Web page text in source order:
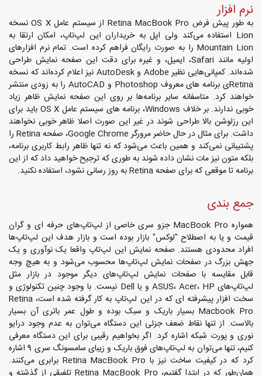
نرم افزار
به طور پیش فرض Retina MacBook Pro از سیستم عامل OS X نسخه
Lion استفاده می‌کند ولی اپل به خریداران این لپ‌تاپ، امکان ارتقا به
Mountain Lion را به صورت رایگان فراهم کرده است. تمام نرم افزارهای
اولیه مانند Safari، ایمیل، و غیره برای دقت این صفحه نمایش طراحی
شده‌اند. کمپانی‌هایی نظیر Adobe و AutoDesk نیز اعلام کرده‌اند که نسخه
Retinaی برنامه های معروف Photoshop و AutoCAD را به زودی منتشر
خواهند کرد. متاسفانه سایر برنامه‌ها بر روی این صفحه نمایش ظاهر زیاد
خوبی ندارند. بر خلاف Windows، برنامه های سیستم عامل OS X باید برای
این رزلوشن بالا طراحی شوند در غیر این صورت اصلا ظاهر خوبی نخواهند
داشت. برای مثال در حال حاضر مرورگر Google Chrome، صفحه Retina را
پشتیبانی نمی‌کند و همین باعث می‌شود که نه تنها ظاهر رابط کاربری برنامه،
بلکه متون نیز مات نشان داده شوند به طوری که ترجیح خواهید داد که از این
برنامه تا موقعی که برای صفحه Retina به روز رسانی نشود، استفاده نکنید.
جمع بندی
همواره MacBook Pro جزو سری خاصی از لپ‌تاپ‌های حرفه ای و گران
قیمت و یا به اصطلاح "لوکس" بازار بوده است و بازار هدف این لپ‌تاپ‌ها
افراد محدودی هستند. صفحه نمایش این لپ‌تاپ واقعا یک نوآوری و یک
جهش بزرگ در صفحات نمایش لپ‌تاپ‌ها محسوب می‌شود و به هیچ وجه
قابل مقایسه با صفحات نمایش لپ‌تاپ‌های دیگر موجود در بازار مثل
لپ‌تاپ‌های ASUS، Acer، HP و یا Dell نیست. با وجود چنین تکنولوژی و
سخت افزار پیشرفته ای که در این لپ‌تاپ به کار گرفته شده است، Retina
Macbook Pro بسیار باریک و سبک بوده و طول عمر باتری آن بسیار
بالاست. از تنها نقاط ضعف جزئی این دستگاه می‌توان به عدم وجود درایو
نوری و پورت شبکه اشاره کرد. اگر بخواهیم رقیبی برای این دستگاه معرفی
کنیم، تنها می‌توان به لپ‌تاپ‌های فوق باریک و زیبای سامسونگ سری 9 اشاره
کرد که در کیفیت ساخت نیز با Retina MacBook Pro برابری می‌کنند.